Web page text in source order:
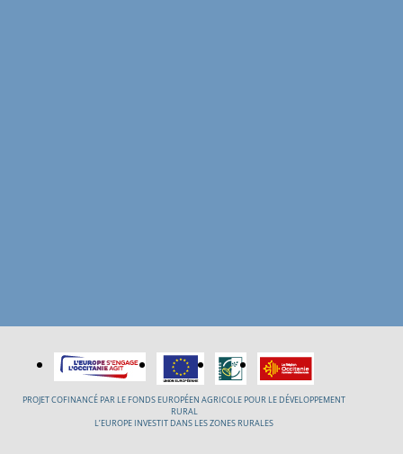
PROJET COFINANCÉ PAR LE FONDS EUROPÉEN AGRICOLE POUR LE DÉVELOPPEMENT
RURAL
L’EUROPE INVESTIT DANS LES ZONES RURALES